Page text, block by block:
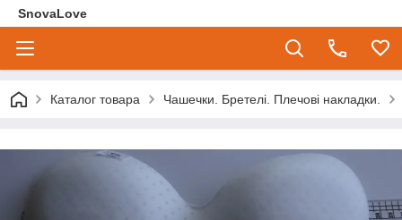
SnovaLove
Каталог товара Чашечки. Бретелі. Плечові накладки.